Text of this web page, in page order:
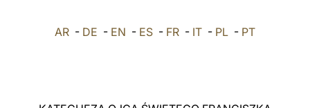
AR - DE - EN - ES - FR - IT - PL - PT